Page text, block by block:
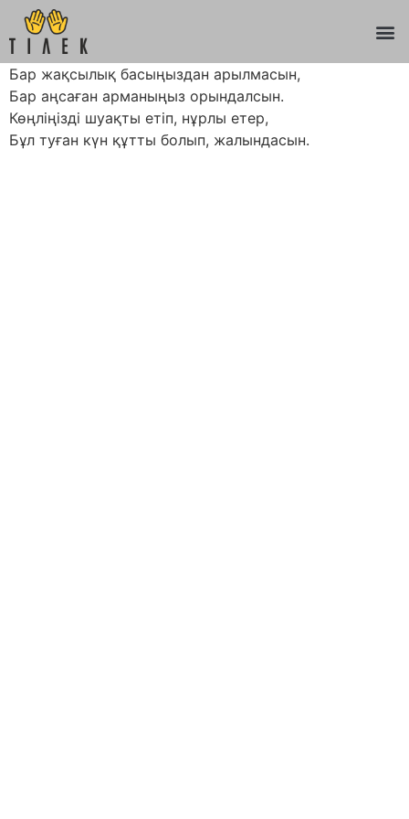
Бар жақсылық басыңыздан арылмасын,
Бар аңсаған арманыңыз орындалсын.
Көңліңізді шуақты етіп, нұрлы етер,
Бұл туған күн құтты болып, жалындасын.